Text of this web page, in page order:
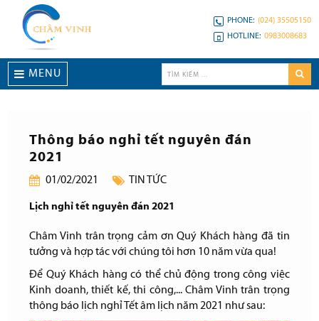
PHONE: (024) 35505150
HOTLINE: 0983008683
MENU
Thông báo nghỉ tết nguyên đán
2021
01/02/2021 TIN TỨC
Lịch nghỉ tết nguyên đán 2021
Châm Vinh trân trọng cảm ơn Quý Khách hàng đã tin
tưởng và hợp tác với chúng tôi hơn 10 năm vừa qua!
Để Quý Khách hàng có thể chủ động trong công việc
Kinh doanh, thiết kế, thi công,... Châm Vinh trân trọng
thông báo lịch nghỉ Tết âm lịch năm 2021 như sau: